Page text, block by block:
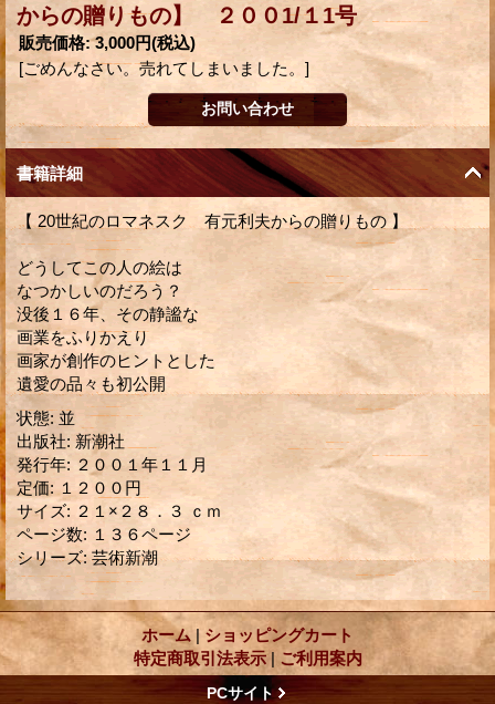
からの贈りもの】 ２００1/１1号
販売価格: 3,000円(税込)
[ごめんなさい。売れてしまいました。]
書籍詳細
【 20世紀のロマネスク 有元利夫からの贈りもの 】
どうしてこの人の絵は
なつかしいのだろう？
没後１６年、その静謐な
画業をふりかえり
画家が創作のヒントとした
遺愛の品々も初公開
状態: 並
出版社: 新潮社
発行年: ２００１年１１月
定価: １２００円
サイズ: ２１×２８．３ ｃｍ
ページ数: １３６ページ
シリーズ: 芸術新潮
ホーム | ショッピングカート
特定商取引法表示 | ご利用案内
PCサイト